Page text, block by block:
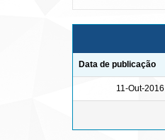
Data de publicação
11-Out-2016